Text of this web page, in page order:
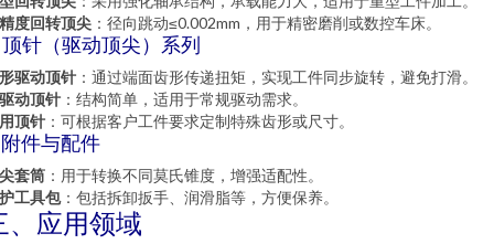
度回转顶尖 ：径向跳动≤0.002mm，用于精密磨削或数控车床。
顶针（驱动顶尖）系列
驱动顶针 ：通过端面齿形传递扭矩，实现工件同步旋转，避免打滑。
动顶针 ：结构简单，适用于常规驱动需求。
顶针 ：可根据客户工件要求定制特殊齿形或尺寸。
附件与配件
套筒 ：用于转换不同莫氏锥度，增强适配性。
工具包：包括拆卸扳手、润滑脂等，方便保养。
、应用领域